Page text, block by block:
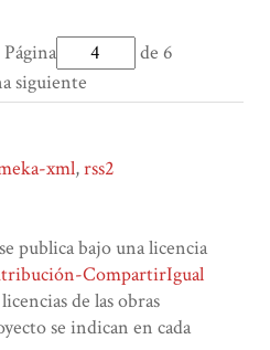
Página
de 6
siguiente
xml,rss2
publica bajo una licencia
CompartirIgual
de las obras
se indican en cada